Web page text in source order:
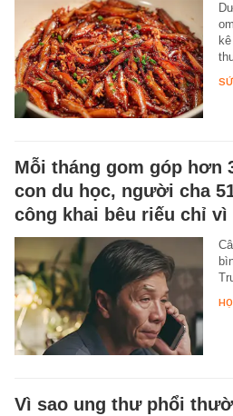
Mỗi tháng gom góp hơn
con du học, người cha
công khai bêu riếu chỉ vì
Vì sao ung thư phổi